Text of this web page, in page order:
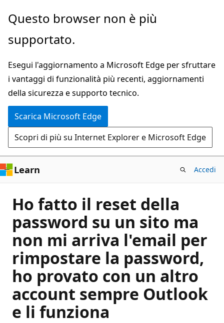
Ignora
passa
contenuto
principale
Questo browser non è più
supportato.
Esegui l'aggiornamento a Microsoft Edge per sfruttare
i vantaggi di funzionalità più recenti, aggiornamenti
della sicurezza e supporto tecnico.
Scarica Microsoft Edge
Scopri di più su Internet Explorer e Microsoft Edge
Learn Accedi
Ho fatto il reset della
password su un sito ma
non mi arriva l'email per
rimpostare la password,
ho provato con un altro
account sempre Outlook
e li funziona